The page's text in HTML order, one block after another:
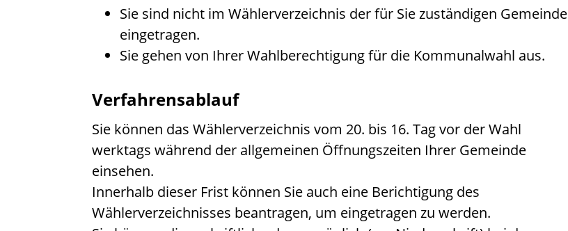
Sie sind nicht im Wählerverzeichnis der für Sie zuständigen Gemeinde
eingetragen.
Sie gehen von Ihrer Wahlberechtigung für die Kommunalwahl aus.
Verfahrensablauf
Sie können das Wählerverzeichnis vom 20. bis 16. Tag vor der Wahl
werktags während der allgemeinen Öffnungszeiten Ihrer Gemeinde
einsehen.
Innerhalb dieser Frist können Sie auch eine Berichtigung des
Wählerverzeichnisses beantragen, um eingetragen zu werden.